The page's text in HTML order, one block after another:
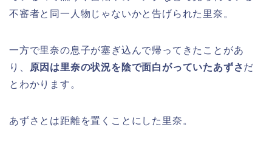
不審者と同一人物じゃないかと告げられた里奈。
一方で里奈の息子が塞ぎ込んで帰ってきたことがあ
り、
原因は里奈の状況を陰で面白がっていたあずさだ
とわかります。
あずさとは距離を置くことにした里奈。